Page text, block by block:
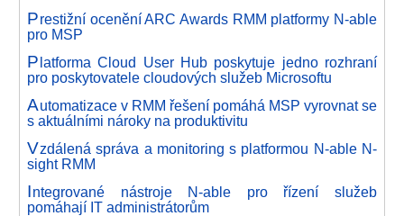
Prestižní ocenění ARC Awards RMM platformy N-able
pro MSP
Platforma Cloud User Hub poskytuje jedno rozhraní
pro poskytovatele cloudových služeb Microsoftu
Automatizace v RMM řešení pomáhá MSP vyrovnat se
s aktuálními nároky na produktivitu
Vzdálená správa a monitoring s platformou N-able N-
sight RMM
Integrované nástroje N-able pro řízení služeb
pomáhají IT administrátorům